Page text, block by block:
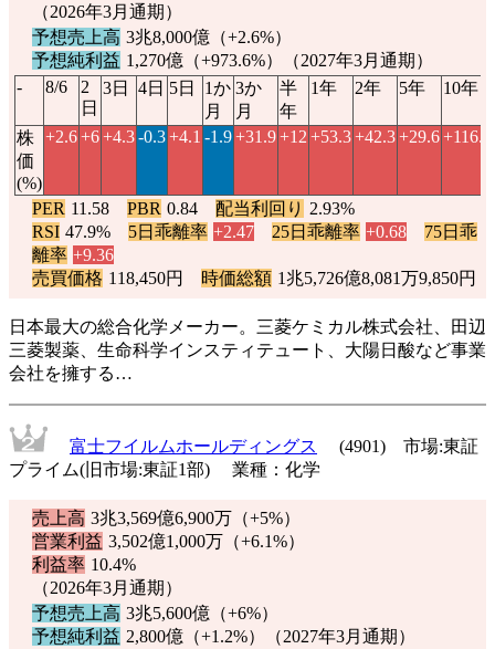
（2026年3月通期）
予想売上高 3兆8,000億（+2.6%）
予想純利益 1,270億（+973.6%）（2027年3月通期）
-
8/6
2
日
3日 4日 5日
1か
月
3か
月
半
年
1年 2年 5年 10年
株
価
(%)
+2.6+6+4.3-0.3+4.1 -1.9+31.9+12 +53.3+42.3+29.6+116.1
PER 11.58 PBR 0.84 配当利回り 2.93%
RSI 47.9% 5日乖離率 +2.47 25日乖離率 +0.68
75日乖
離率 +9.36
売買価格 118,450円 時価総額 1兆5,726億8,081万9,850円
日本最大の総合化学メーカー。三菱ケミカル株式会社、田辺
三菱製薬、生命科学インスティテュート、大陽日酸など事業
会社を擁する…
富士フイルムホールディングス
(4901) 市場:東証
プライム(旧市場:東証1部) 業種：化学
売上高 3兆3,569億6,900万（+5%）
営業利益 3,502億1,000万（+6.1%）
利益率 10.4%
（2026年3月通期）
予想売上高 3兆5,600億（+6%）
予想純利益 2,800億（+1.2%）（2027年3月通期）